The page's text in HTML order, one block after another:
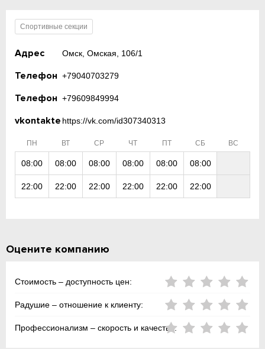
Спортивные секции
Адрес Омск, Омская, 106/1
Телефон +79040703279
Телефон +79609849994
vkontakte https://vk.com/id307340313
ПН ВТ СР ЧТ ПТ СБ ВС
08:00 08:00 08:00 08:00 08:00 08:00
22:00 22:00 22:00 22:00 22:00 22:00
Оцените компанию
Стоимость – доступность цен:
Радушие – отношение к клиенту:
Профессионализм – скорость и качество: